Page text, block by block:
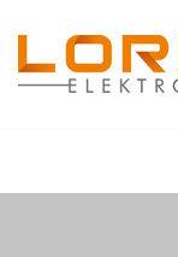
Zum
Inhalt